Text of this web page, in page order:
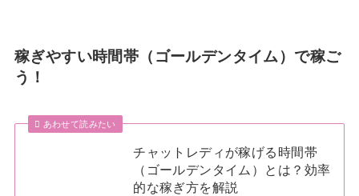
稼ぎやすい時間帯（ゴールデンタイム）で稼ご
う！
あわせて読みたい
チャットレディが稼げる時間帯
（ゴールデンタイム）とは？効率
的な稼ぎ方を解説